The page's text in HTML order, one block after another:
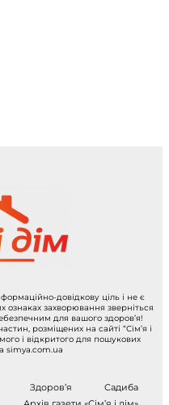
довідкову ціль і не є
захворювання зверніться
для вашого здоров’я!
розміщених на сайті “Сім’я і
і відкритого для пошукових
simya.com.ua
Здоров’я
Садиба